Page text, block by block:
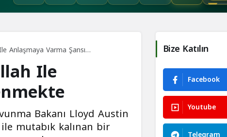
Anlaşmaya Varma Şansı
Ile
Bakanı Lloyd Austin
mutabık kalınan bir
Bize Katılın
Facebook
Youtube